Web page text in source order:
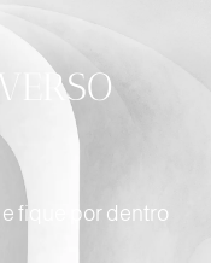
fique por dentro